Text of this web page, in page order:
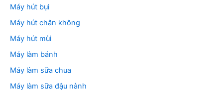
Máy hút bụi
Máy hút chân không
Máy hút mùi
Máy làm bánh
Máy làm sữa chua
Máy làm sữa đậu nành